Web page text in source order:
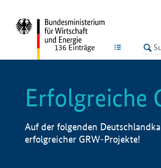
LISTE
136 Einträge
Erfolgreiche
Auf der folgenden
erfolgreicher GRW-Projekte!